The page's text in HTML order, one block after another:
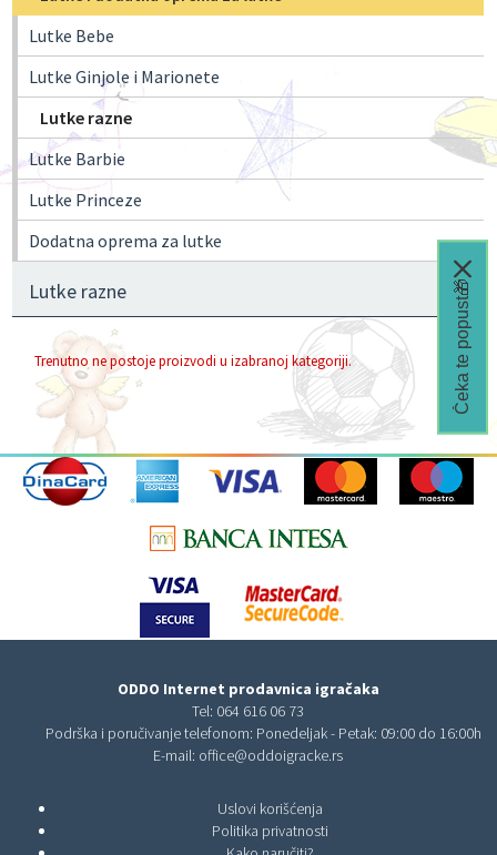
Lutke Bebe
Lutke Ginjole i Marionete
Lutke razne
Lutke Barbie
Lutke Princeze
Dodatna oprema za lutke
Lutke razne
Trenutno ne postoje proizvodi u izabranoj kategoriji.
ODDO Internet prodavnica igračaka
Tel: 064 616 06 73
Podrška i poručivanje telefonom: Ponedeljak - Petak: 09:00 do 16:00h
E-mail: office@oddoigracke.rs
Uslovi korišćenja
Politika privatnosti
Čeka te popust🎁